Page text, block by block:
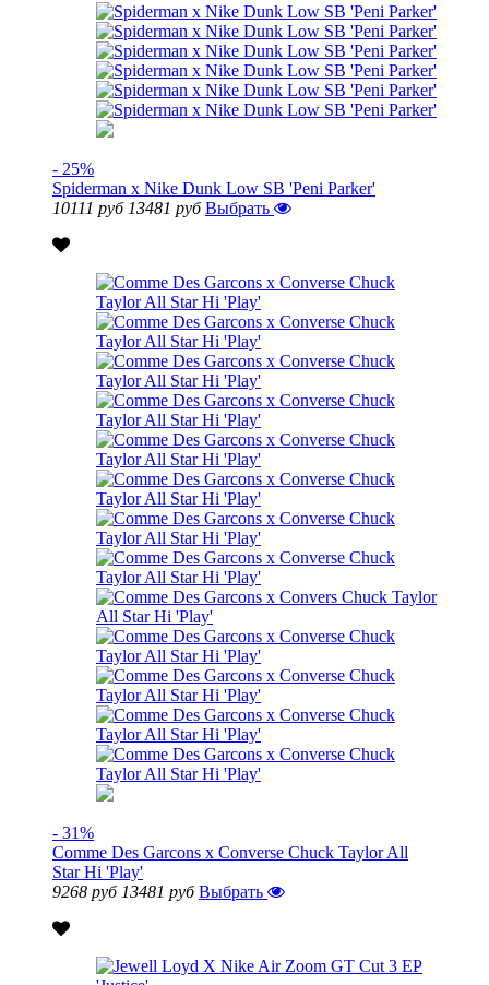
- 25%
Spiderman x Nike Dunk Low SB 'Peni Parker'
10111 руб 13481 руб Выбрать
- 31%
Comme Des Garcons x Converse Chuck Taylor All
Star Hi 'Play'
9268 руб 13481 руб Выбрать